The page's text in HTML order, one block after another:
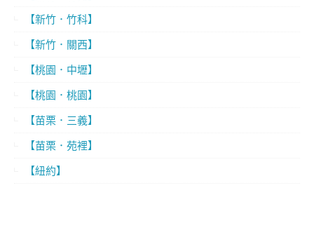
【新竹．竹科】
【新竹．關西】
【桃園．中壢】
【桃園．桃園】
【苗栗．三義】
【苗栗．苑裡】
【紐約】